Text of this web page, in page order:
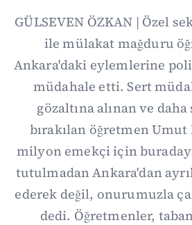
GÜLSEVEN ÖZKAN | Özel
ile mülakat mağduru
Ankara'daki eylemlerine
müdahale etti. Sert
gözaltına alınan ve
bırakılan öğretmen
milyon emekçi için
tutulmadan Ankara'dan
ederek değil, onurumuzla
dedi. Öğretmenler,